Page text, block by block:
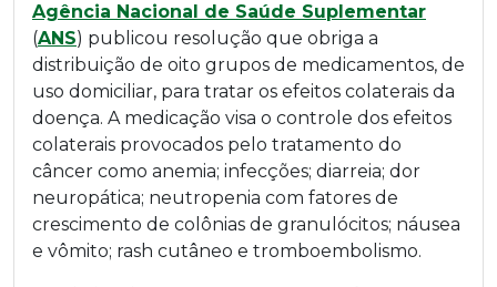
Agência Nacional de Saúde Suplementar
(ANS) publicou resolução que obriga a
distribuição de oito grupos de medicamentos, de
uso domiciliar, para tratar os efeitos colaterais da
doença. A medicação visa o controle dos efeitos
colaterais provocados pelo tratamento do
câncer como anemia; infecções; diarreia; dor
neuropática; neutropenia com fatores de
crescimento de colônias de granulócitos; náusea
e vômito; rash cutâneo e tromboembolismo.